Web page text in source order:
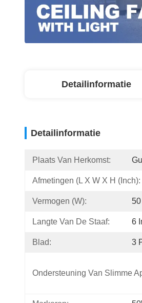
Detailinformatie
Detailinformatie
Plaats Van Herkomst:
Afmetingen (l X W X H (inch):
Vermogen (W): 50
Langte Van De Staaf: 6
Blad: 3
Ondersteuning Van Slimme